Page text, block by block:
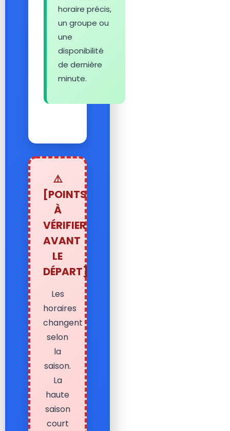
horaire précis,
un groupe ou
une
disponibilité
de dernière
minute.
⚠️
[POINTS
À
VÉRIFIER
AVANT
LE
DÉPART]
Les
horaires
changent
selon
la
saison.
La
haute
saison
court